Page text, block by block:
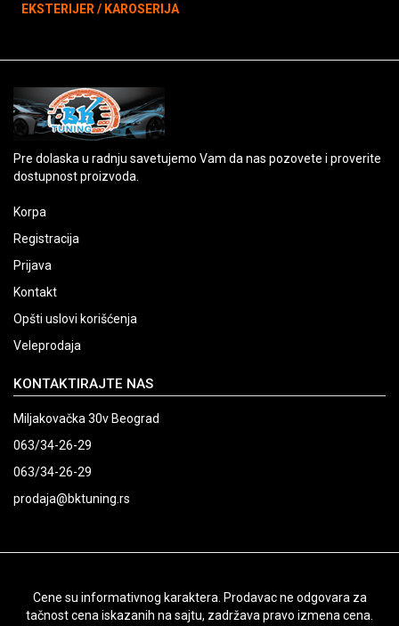
EKSTERIJER / KAROSERIJA
Pre dolaska u radnju savetujemo Vam da nas pozovete i proverite
dostupnost proizvoda.
Korpa
Registracija
Prijava
Kontakt
Opšti uslovi korišćenja
Veleprodaja
KONTAKTIRAJTE NAS
Miljakovačka 30v Beograd
063/34-26-29
063/34-26-29
prodaja@bktuning.rs
Cene su informativnog karaktera. Prodavac ne odgovara za
tačnost cena iskazanih na sajtu, zadržava pravo izmena cena.